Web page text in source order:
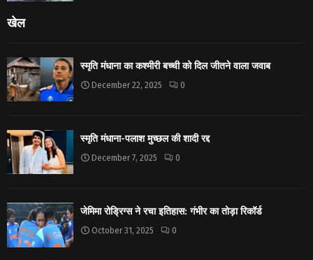
खेल
स्मृति मंधाना का कश्मीरी बच्ची को दिल जीतने वाला जवाब
December 22, 2025 0
स्मृति मंधाना-पलाश मुच्छल की शादी रद्द
December 7, 2025 0
जेमिमा रोड्रिग्स ने रचा इतिहास: गंभीर का तोड़ा रिकॉर्ड
October 31, 2025 0